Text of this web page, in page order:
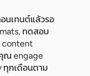
นเทนต์แล้วรอ
ทดสอบ
content
ณ engage
ทุกเดือนตาม